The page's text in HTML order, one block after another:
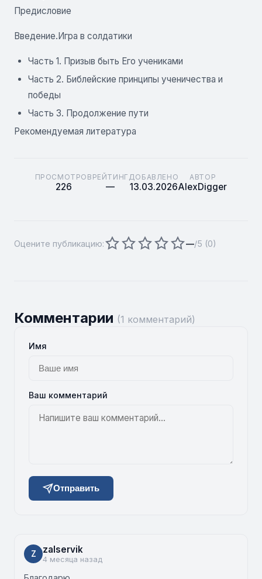
Предисловие
Введение.Игра в солдатики
Часть 1. Призыв быть Его учениками
Часть 2. Библейские принципы ученичества и
победы
Часть 3. Продолжение пути
Рекомендуемая литература
ПРОСМОТРОВ
226
РЕЙТИНГ
—
ДОБАВЛЕНО
13.03.2026
АВТОР
AlexDigger
Оцените публикацию: —/5 (0)
Комментарии (1 комментарий)
Имя
Ваш комментарий
Отправить
Z zalservik
4 месяца назад